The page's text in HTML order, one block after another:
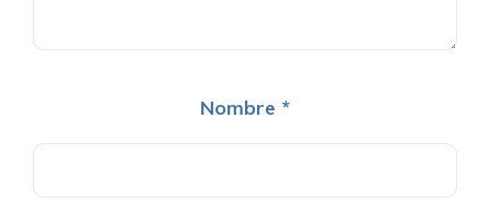
Nombre *